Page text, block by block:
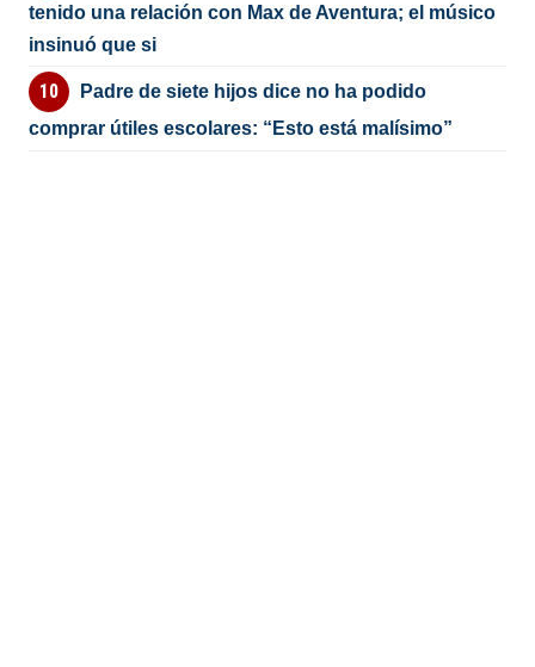
tenido una relación con Max de Aventura; el músico
insinuó que si
Padre de siete hijos dice no ha podido
comprar útiles escolares: “Esto está malísimo”